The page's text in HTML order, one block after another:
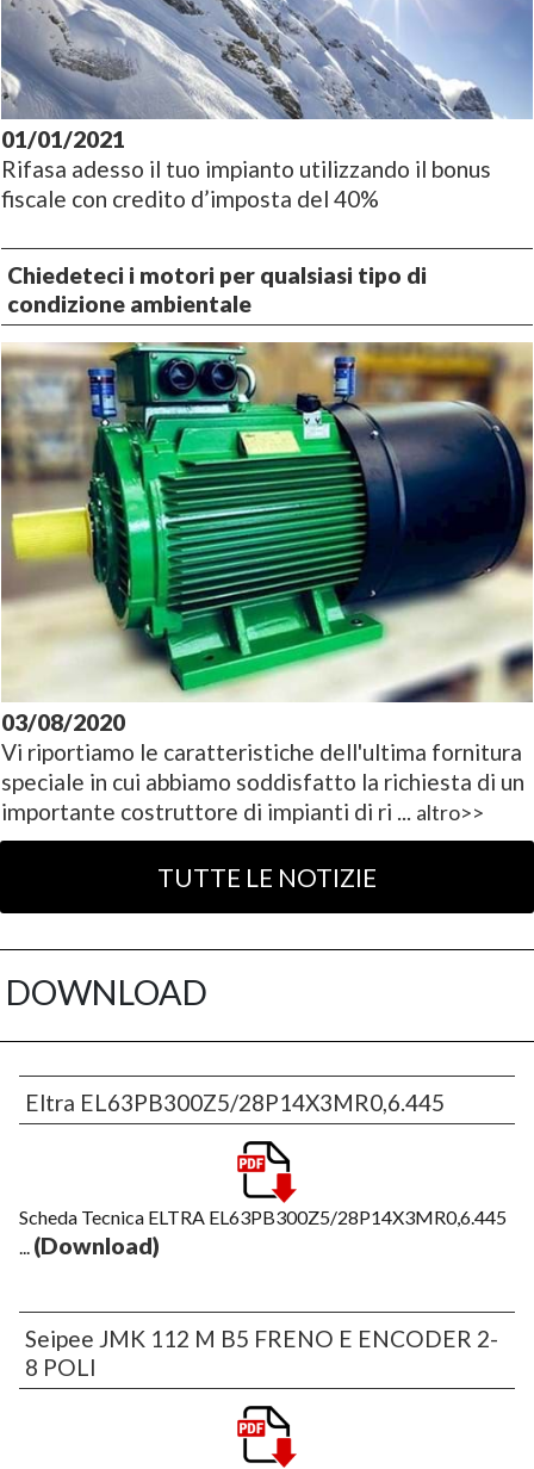
01/01/2021
Rifasa adesso il tuo impianto utilizzando il bonus
fiscale con credito d’imposta del 40%
Chiedeteci i motori per qualsiasi tipo di
condizione ambientale
03/08/2020
Vi riportiamo le caratteristiche dell'ultima fornitura
speciale in cui abbiamo soddisfatto la richiesta di un
importante costruttore di impianti di ri ... altro>>
DOWNLOAD
Eltra EL63PB300Z5/28P14X3MR0,6.445
Scheda Tecnica ELTRA EL63PB300Z5/28P14X3MR0,6.445
... (Download)
Seipee JMK 112 M B5 FRENO E ENCODER 2-
8 POLI